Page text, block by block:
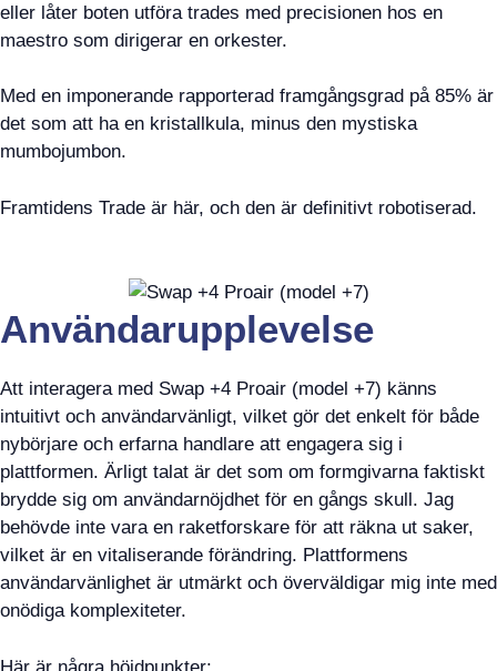
eller låter boten utföra trades med precisionen hos en
maestro som dirigerar en orkester.
Med en imponerande rapporterad framgångsgrad på 85% är
det som att ha en kristallkula, minus den mystiska
mumbojumbon.
Framtidens Trade är här, och den är definitivt robotiserad.
Användarupplevelse
Att interagera med Swap +4 Proair (model +7) känns
intuitivt och användarvänligt, vilket gör det enkelt för både
nybörjare och erfarna handlare att engagera sig i
plattformen. Ärligt talat är det som om formgivarna faktiskt
brydde sig om användarnöjdhet för en gångs skull. Jag
behövde inte vara en raketforskare för att räkna ut saker,
vilket är en vitaliserande förändring. Plattformens
användarvänlighet är utmärkt och överväldigar mig inte med
onödiga komplexiteter.
Här är några höjdpunkter: